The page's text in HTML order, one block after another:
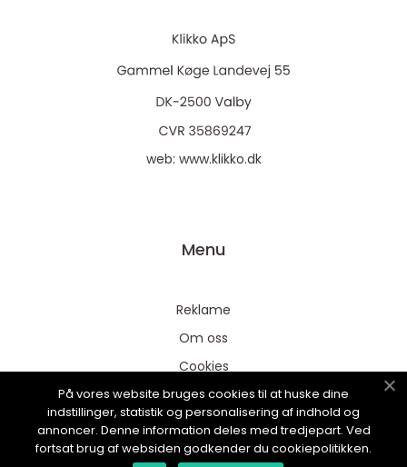
web: www.klikko.dk
Menu
Reklame
Om oss
Cookies
Kontakt Oss
Sitemap
På vores website bruges cookies til at huske dine
indstillinger, statistik og personalisering af indhold og
annoncer. Denne information deles med tredjepart. Ved
fortsat brug af websiden godkender du cookiepolitikken.